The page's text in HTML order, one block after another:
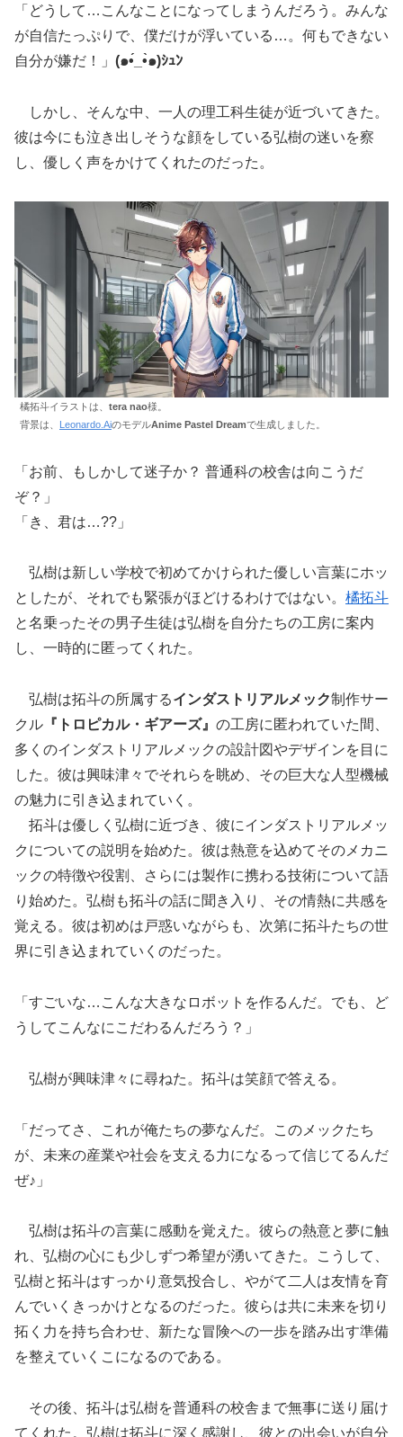
「どうして…こんなことになってしまうんだろう。みんな
が自信たっぷりで、僕だけが浮いている…。何もできない
自分が嫌だ！」 (๑•́_•̀๑)ｼｭﾝ
しかし、そんな中、一人の理工科生徒が近づいてきた。
彼は今にも泣き出しそうな顔をしている弘樹の迷いを察
し、優しく声をかけてくれたのだった。
橘拓斗イラストは、 tera nao様。
背景は、 Leonardo.AiのモデルAnime Pastel Dreamで生成しました。
「お前、もしかして迷子か？ 普通科の校舎は向こうだ
ぞ？」
「き、君は…??」
弘樹は新しい学校で初めてかけられた優しい言葉にホッ
としたが、それでも緊張がほどけるわけではない。 橘拓斗
と名乗ったその男子生徒は弘樹を自分たちの工房に案内
し、一時的に匿ってくれた。
弘樹は拓斗の所属するインダストリアルメック制作サー
クル 『トロピカル・ギアーズ』 の工房に匿われていた間、
多くのインダストリアルメックの設計図やデザインを目に
した。彼は興味津々でそれらを眺め、その巨大な人型機械
の魅力に引き込まれていく。
拓斗は優しく弘樹に近づき、彼にインダストリアルメッ
クについての説明を始めた。彼は熱意を込めてそのメカニ
ックの特徴や役割、さらには製作に携わる技術について語
り始めた。弘樹も拓斗の話に聞き入り、その情熱に共感を
覚える。彼は初めは戸惑いながらも、次第に拓斗たちの世
界に引き込まれていくのだった。
「すごいな…こんな大きなロボットを作るんだ。でも、ど
うしてこんなにこだわるんだろう？」
弘樹が興味津々に尋ねた。拓斗は笑顔で答える。
「だってさ、これが俺たちの夢なんだ。このメックたち
が、未来の産業や社会を支える力になるって信じてるんだ
ぜ♪」
弘樹は拓斗の言葉に感動を覚えた。彼らの熱意と夢に触
れ、弘樹の心にも少しずつ希望が湧いてきた。こうして、
弘樹と拓斗はすっかり意気投合し、やがて二人は友情を育
んでいくきっかけとなるのだった。彼らは共に未来を切り
拓く力を持ち合わせ、新たな冒険への一歩を踏み出す準備
を整えていくこになるのである。
その後、拓斗は弘樹を普通科の校舎まで無事に送り届け
てくれた。弘樹は拓斗に深く感謝し、彼との出会いが自分